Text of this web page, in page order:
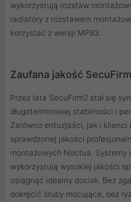
wykorzystują rozstaw
radiatory z rozstawem
korzystać z wersji MP83.
Zaufana jakość
Przez lata SecuFirm2 stał się
długoterminowej stabilności i
Zarówno entuzjaści, jak i klienci
sprawdzonej jakości
montażowych Noctua. Systemy
wykorzystują wysokiej jakości
osiągnąć idealny docisk. Bez
dokręcić śruby mocujące, bez